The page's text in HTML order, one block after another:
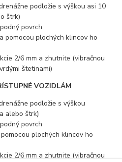
podložie s výškou asi 10
štrk)
povrch
pomocou plochých klincov ho
2/6 mm a zhutnite (vibračnou
štetinami)
VOZIDLÁM
podložie s výškou
alebo štrk)
povrch
pomocou plochých klincov ho
2/6 mm a zhutnite (vibračnou